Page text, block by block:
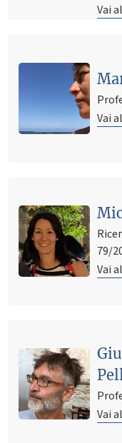
Vai
Vai
Esame
(modulo
79/
Vai
Scadenze per
Deadlines
Vai
Pre-appello